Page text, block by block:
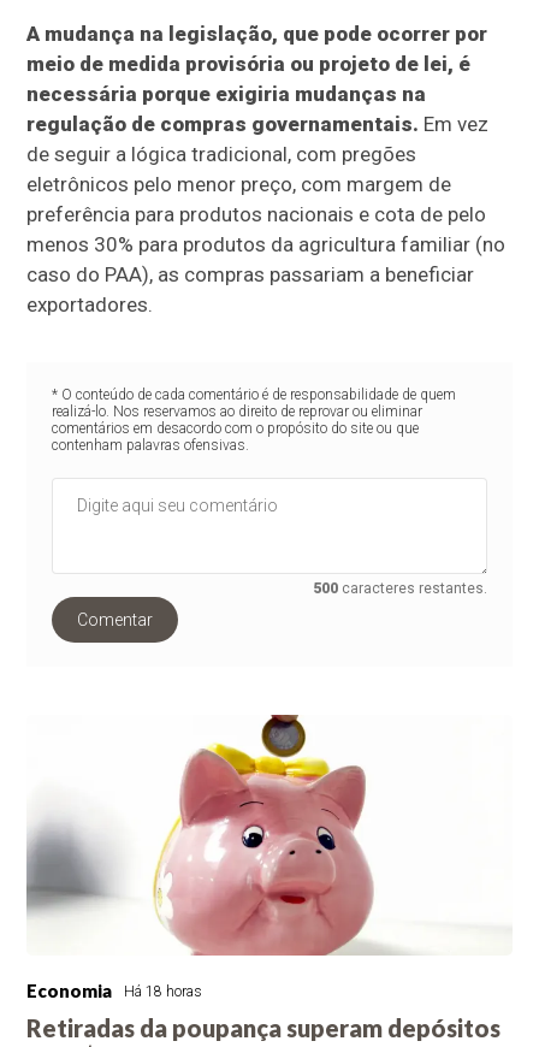
A mudança na legislação, que pode ocorrer por
meio de medida provisória ou projeto de lei, é
necessária porque exigiria mudanças na
regulação de compras governamentais. Em vez
de seguir a lógica tradicional, com pregões
eletrônicos pelo menor preço, com margem de
preferência para produtos nacionais e cota de pelo
menos 30% para produtos da agricultura familiar (no
caso do PAA), as compras passariam a beneficiar
exportadores.
* O conteúdo de cada comentário é de responsabilidade de quem
realizá-lo. Nos reservamos ao direito de reprovar ou eliminar
comentários em desacordo com o propósito do site ou que
contenham palavras ofensivas.
500 caracteres restantes.
Comentar
Economia Há 18 horas
Retiradas da poupança superam depósitos